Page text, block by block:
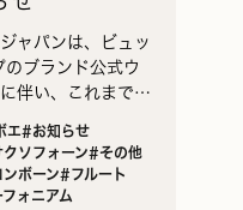
ャパンは、ビュッ
ブランド公式ウ
伴い、これまでブ
ンテンツをまとめ
エ#お知らせ
ソフォーン#その他
ボーン#フルート
ォニアム